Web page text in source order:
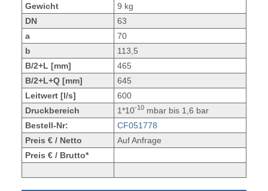
Gewicht
9 kg
DN
63
a
70
b
113,5
B/2+L [mm]
465
B/2+L+Q [mm]
645
Leitwert [l/s]
600
Druckbereich
1*10-10mbar bis 1,6 bar
Bestell-Nr:
CF051778
Preis € / Netto
Auf Anfrage
Preis € / Brutto*